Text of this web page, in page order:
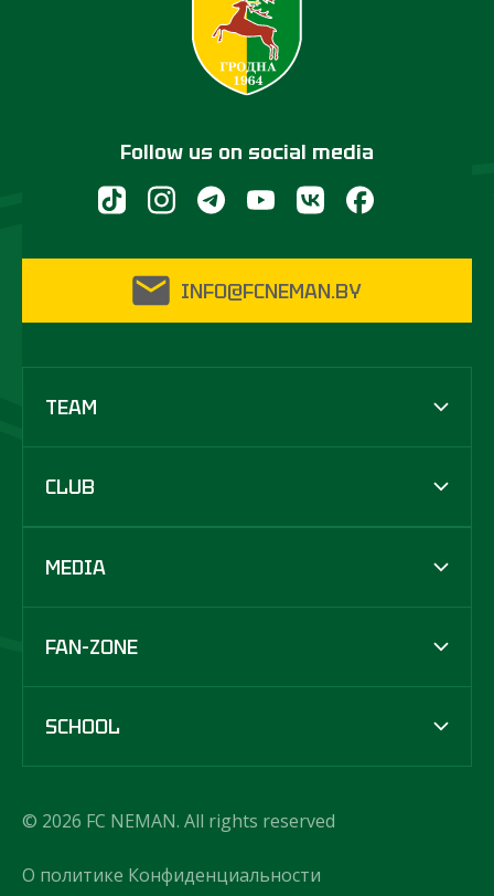
Follow us on social media
INFO@FCNEMAN.BY
TEAM
CLUB
MEDIA
FAN-ZONE
SCHOOL
© 2026 FC NEMAN. All rights reserved
О политике Конфиденциальности